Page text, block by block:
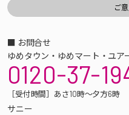
■ お問合せ
ゆめタウン・ゆめマート・ユア
0120-37-
［受付時間］あさ10時～夕方6時
サニー